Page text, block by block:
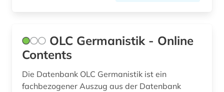
OLC Germanistik - Online
Contents
Die Datenbank OLC Germanistik ist ein
fachbezogener Auszug aus der Datenbank